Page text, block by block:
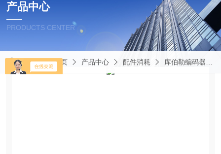
产品中心
PRODUCTS CENTER
当前位置：首页 产品中心 配件消耗 库伯勒编码器